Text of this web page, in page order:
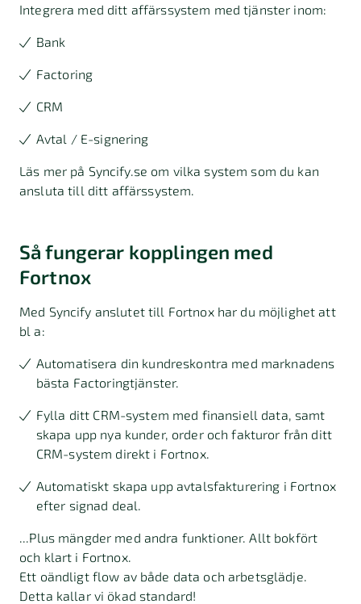
Integrera med ditt affärssystem med tjänster inom:
Bank
Factoring
CRM
Avtal / E-signering
Läs mer på Syncify.se om vilka system som du kan
ansluta till ditt affärssystem.
Så fungerar kopplingen med
Fortnox
Med Syncify anslutet till Fortnox har du möjlighet att
bl a:
Automatisera din kundreskontra med marknadens
bästa Factoringtjänster.
Fylla ditt CRM-system med finansiell data, samt
skapa upp nya kunder, order och fakturor från ditt
CRM-system direkt i Fortnox.
Automatiskt skapa upp avtalsfakturering i Fortnox
efter signad deal.
...Plus mängder med andra funktioner. Allt bokfört
och klart i Fortnox.
Ett oändligt flow av både data och arbetsglädje.
Detta kallar vi ökad standard!